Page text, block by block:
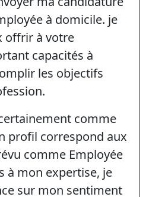
à domicile. je
offrir à votre
capacités à
les objectifs
comme
profil correspond aux
comme Employée
à mon expertise, je
sur mon sentiment